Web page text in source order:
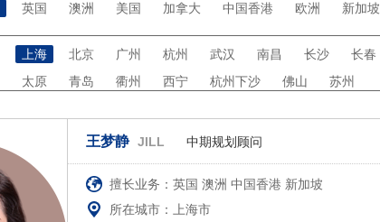
英国 澳洲 美国 加拿大 中国香港 欧洲 新加坡
上海 北京 广州 杭州 武汉 南昌 长沙 长春
太原
青岛 衢州 西宁 杭州下沙 佛山 苏州
王梦静 JILL 中期规划顾问
擅长业务：英国 澳洲 中国香港 新加坡
所在城市：上海市